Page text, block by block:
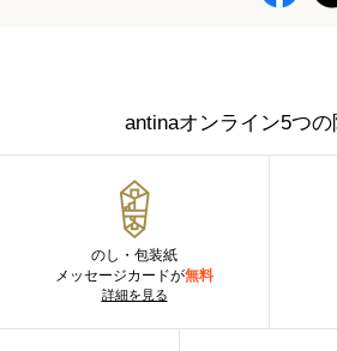
antinaオンライン5つ
のし・包装紙
メッセージカードが無料
詳細を見る